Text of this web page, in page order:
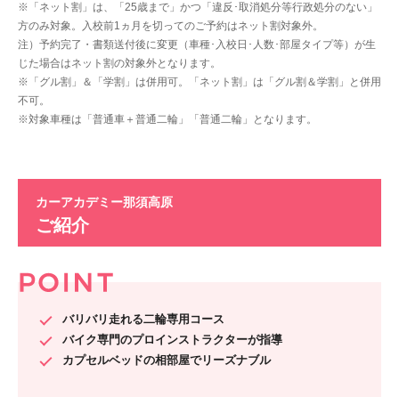
※「ネット割」は、「25歳まで」かつ「違反･取消処分等行政処分のない」
方のみ対象。入校前1ヵ月を切ってのご予約はネット割対象外。
注）予約完了・書類送付後に変更（車種･入校日･人数･部屋タイプ等）が生
じた場合はネット割の対象外となります。
※「グル割」＆「学割」は併用可。「ネット割」は「グル割＆学割」と併用
不可。
※対象車種は「普通車＋普通二輪」「普通二輪」となります。
カーアカデミー那須高原
ご紹介
バリバリ走れる二輪専用コース
バイク専門のプロインストラクターが指導
カプセルベッドの相部屋でリーズナブル